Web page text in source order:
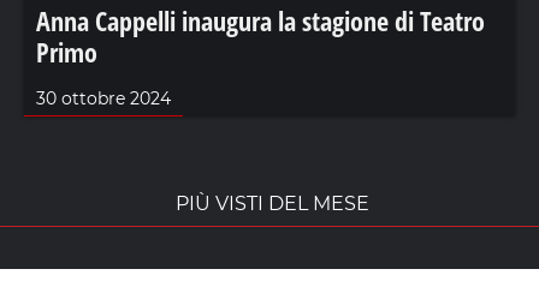
Anna Cappelli inaugura la stagione di Teatro
Primo
30 ottobre 2024
PIÙ VISTI DEL MESE